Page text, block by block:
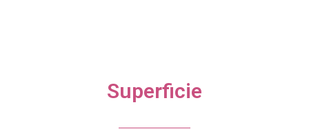
Superficie